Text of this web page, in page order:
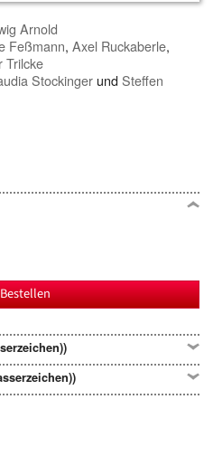
Arnold
Feßmann, Axel Ruckaberle,
Trilcke
Stockinger undSteffen
Bestellen